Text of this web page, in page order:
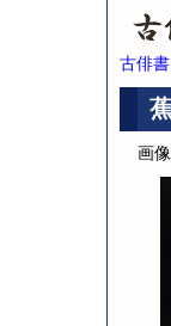
古俳
画